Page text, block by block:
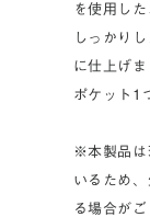
を使用した
しっかり
に仕上げま
ポケット1
※本製品は
いるため
る場合が